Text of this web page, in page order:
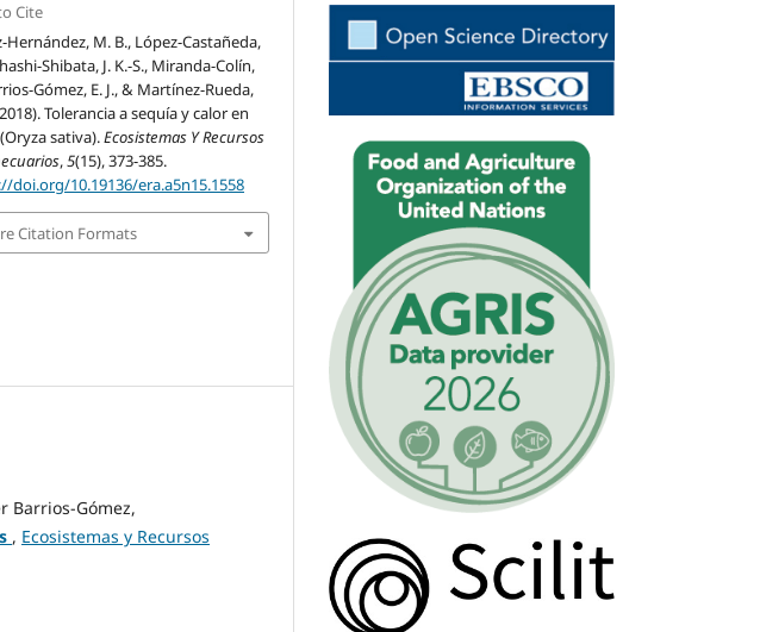
Cite
Hernández, M. B., López-Castañeda,
Shibata, J. K.-S., Miranda-Colín,
Gómez, E. J., & Martínez-Rueda,
Tolerancia a sequía y calor en
sativa).Ecosistemas Y Recursos
,5(15), 373-385.
doi.org/10.19136/era.a5n15.1558
Citation Formats
Barrios-Gómez,
, Ecosistemas y Recursos